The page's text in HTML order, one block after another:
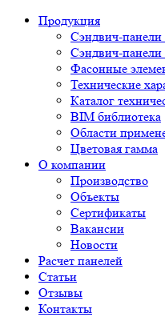
Продукция
Сэндвич-
Сэндвич-
Фасонные
Технические
Каталог
BIM библиотека
Области
Цветовая гамма
О компании
Производство
Объекты
Сертификаты
Вакансии
Новости
Расчет панелей
Статьи
Отзывы
Контакты